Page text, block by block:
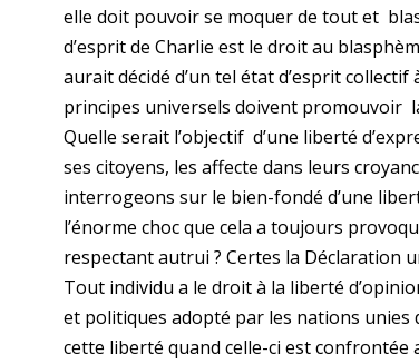
elle doit pouvoir se moquer de tout et
d’esprit de Charlie est le droit au
aurait décidé d’un tel état d’esprit
principes universels doivent promouvoir
Quelle serait l’objectif d’une liberté
ses citoyens, les affecte dans leurs
interrogeons sur le bien-fondé d’une
l’énorme choc que cela a toujours
respectant autrui ? Certes la Déclaration
Tout individu a le droit à la liberté
et politiques adopté par les nations unies
cette liberté quand celle-ci est confrontée